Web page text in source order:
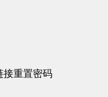
接重置密码